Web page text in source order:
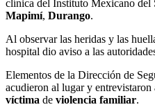
clínica del Instituto Mexicano del
Mapimí, Durango.
Al observar las heridas y las
hospital dio aviso a las
Elementos de la Dirección de
acudieron al lugar y entrevistaron
víctima de violencia familiar.